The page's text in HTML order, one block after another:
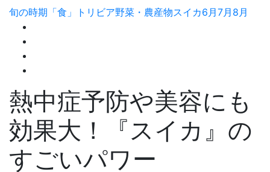
旬の時期 「食」トリビア野菜・農産物スイカ6月7月 8月
熱中症予防や美容にも
効果大！『スイカ』の
すごいパワー